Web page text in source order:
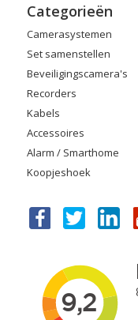
Categorieën
Camerasystemen
Set samenstellen
Beveiligingscamera's
Recorders
Kabels
Accessoires
Alarm / Smarthome
Koopjeshoek